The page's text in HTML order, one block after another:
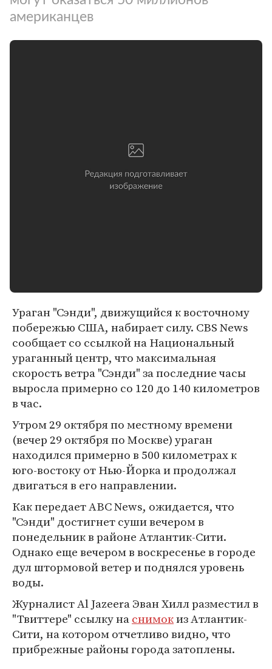
американцев
Ураган "Сэнди", движущийся к восточному
побережью США, набирает силу. CBS News
сообщает со ссылкой на Национальный
ураганный центр, что максимальная
скорость ветра "Сэнди" за последние часы
выросла примерно со 120 до 140 километров
в час.
Утром 29 октября по местному времени
(вечер 29 октября по Москве) ураган
находился примерно в 500 километрах к
юго-востоку от Нью-Йорка и продолжал
двигаться в его направлении.
Как передает ABC News, ожидается, что
"Сэнди" достигнет суши вечером в
понедельник в районе Атлантик-Сити.
Однако еще вечером в воскресенье в городе
дул штормовой ветер и поднялся уровень
воды.
Журналист Al Jazeera Эван Хилл разместил в
"Твиттере" ссылку наснимокиз Атлантик-
Сити, на котором отчетливо видно, что
прибрежные районы города затоплены.